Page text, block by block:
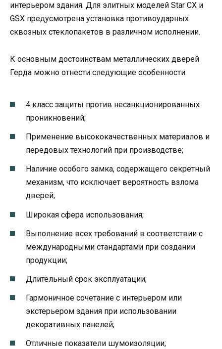
интерьером здания. Для элитных моделей Star СХ и
GSX предусмотрена установка противоударных
сквозных стеклопакетов в различном исполнении.
К основным достоинствам металлических дверей
Герда можно отнести следующие особенности:
4 класс защиты против несанкционированных
проникновений;
Применение высококачественных материалов и
передовых технологий при производстве;
Наличие особого замка, содержащего секретный
механизм, что исключает вероятность взлома
дверей;
Широкая сфера использования;
Выполнение всех требований в соответствии с
международными стандартами при создании
продукции;
Длительный срок эксплуатации;
Гармоничное сочетание с интерьером или
экстерьером здания при использовании
декоративных панелей;
Отличные показатели шумоизоляции;